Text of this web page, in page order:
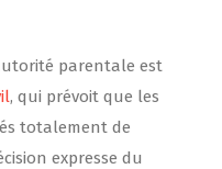
parentale est
, qui prévoit que les
totalement de
expresse du